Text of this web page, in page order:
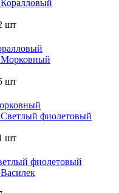
шт
шт
шт
фиолетовый